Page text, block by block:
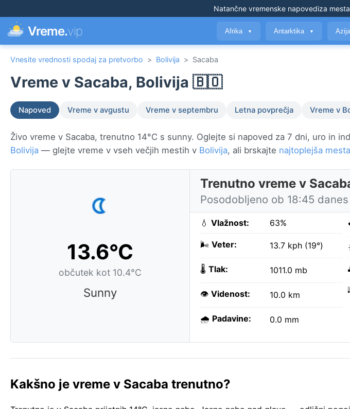
Natančne vremenske napovediza
Vreme.vip Afrika ▼ Antarktika ▼ Azija
Vnesite vrednosti spodaj za pretvorbo > Bolivija > Sacaba
Vreme v Sacaba, Bolivija 🇧🇴
Napoved Vreme v avgustu Vreme v septembru Letna povprečja Vreme v
Živo vreme v Sacaba, trenutno 14°C s sunny. Oglejte si napoved za 7 dni, uro in
Bolivija — glejte vreme v vseh večjih mestih v Bolivija, ali brskajte najtoplejša
13.6°C
občutek kot 10.4°C
Sunny
Trenutno vreme v
Posodobljeno ob 18:45 danes
💧 Vlažnost: 63%
🌬️ Veter: 13.7 kph (19°)
🌡️ Tlak: 1011.0 mb
👁️ Videnost: 10.0 km
🌧️ Padavine: 0.0 mm
Kakšno je vreme v Sacaba trenutno?